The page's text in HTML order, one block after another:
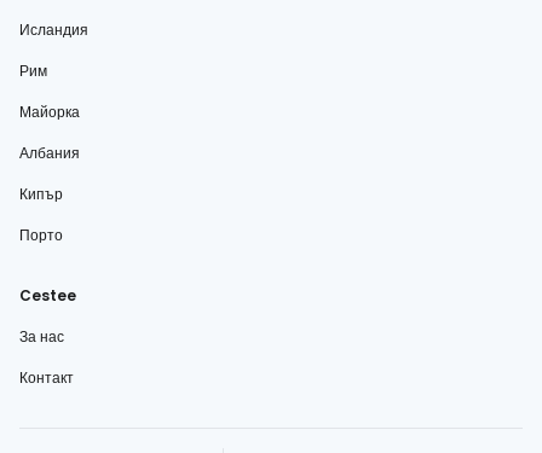
Исландия
Рим
Майорка
Албания
Кипър
Порто
Cestee
За нас
Контакт